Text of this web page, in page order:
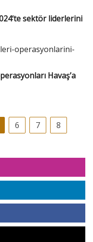
sektör liderlerini
Havaş’a
6 7
8